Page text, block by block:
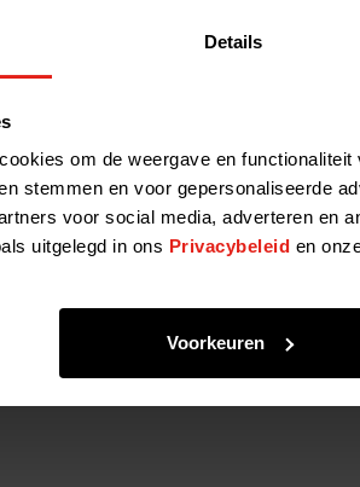
Details
om de weergave en
stemmen en voor gepersonaliseerde
voor social media, adverteren en
uitgelegd in ons Privacybeleid en
Voorkeuren
IN FONDSEN DIE AFLOPEN?
REPORTING